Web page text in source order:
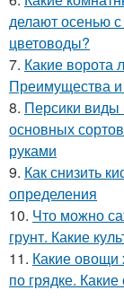
делают осенью
цветоводы?
7. Какие ворота
Преимущества и
8. Персики виды
основных
руками
9. Как снизить
определения
10. Что можно
грунт. Какие
11. Какие овощи
по грядке.